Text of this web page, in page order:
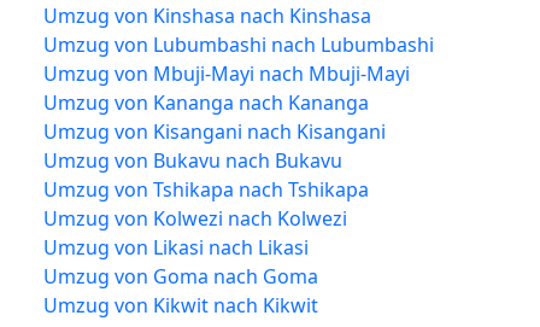
Umzug von Kinshasa nach Kinshasa
Umzug von Lubumbashi nach Lubumbashi
Umzug von Mbuji-Mayi nach Mbuji-Mayi
Umzug von Kananga nach Kananga
Umzug von Kisangani nach Kisangani
Umzug von Bukavu nach Bukavu
Umzug von Tshikapa nach Tshikapa
Umzug von Kolwezi nach Kolwezi
Umzug von Likasi nach Likasi
Umzug von Goma nach Goma
Umzug von Kikwit nach Kikwit